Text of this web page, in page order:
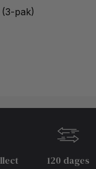
pak)
120 dages